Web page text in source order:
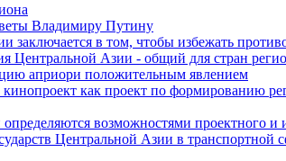
Владимиру Путину
в том, чтобы избежать
Азии - общий для стран
априори положительным явлением
как проект по формированию
возможностями проектного и
Центральной Азии в